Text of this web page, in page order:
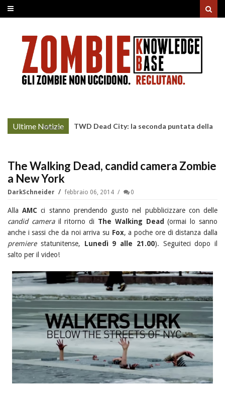
Ultime Notizie
More »
TWD Dead City: la seconda puntata della
The Walking Dead, candid camera Zombie
a New York
DarkSchneider febbraio 06, 2014 0
AllaAMC ci stanno prendendo gusto nel pubblicizzare con delle
candid camerail ritorno di The Walking Dead (ormai lo sanno
anche i sassi che da noi arriva su Fox, a poche ore di distanza dalla
premierestatunitense, Lunedì 9 alle 21.00). Seguiteci dopo il
salto per il video!